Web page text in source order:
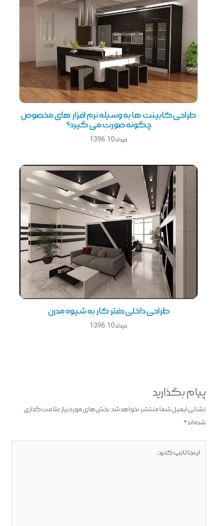
طراحی کابینت ها به وسیله نرم افزار های مخصوص
چگونه صورت می گیرد؟
خرداد 10, 1396
طراحی داخلی دفتر كار به شیوه مدرن
خرداد 10, 1396
پیام بگذارید
نشانی ایمیل شما منتشر نخواهد شد.بخش‌های موردنیاز علامت‌گذاری
شده‌اند*